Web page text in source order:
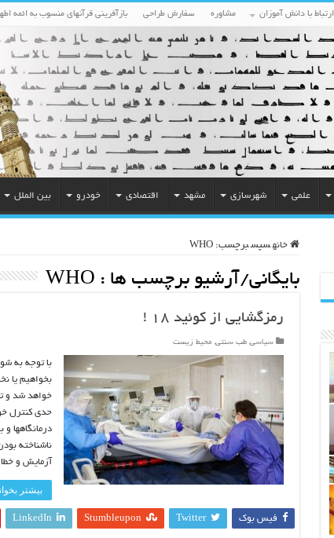
ارتباط با دانش آموزان مشاوره سفارش طراحی بازآفرینی قرآنهای منسوب به ائمه
علمی شهرسازی مشهد اقتصادی خودرو بین الملل
خانه سپس برچسب:WHO
بایگانی/آرشیو برچسب ها : WHO
رمزگشایی از کوئید ۱۸ !
سیاسی,طب سنتی, محیط زیست
خواهد شد و
حدی کنترل
درمانگاهها
ناشناخته
آزمایش و
بیشتر
فیس بوک Twitter
Stumbleupon
LinkedIn